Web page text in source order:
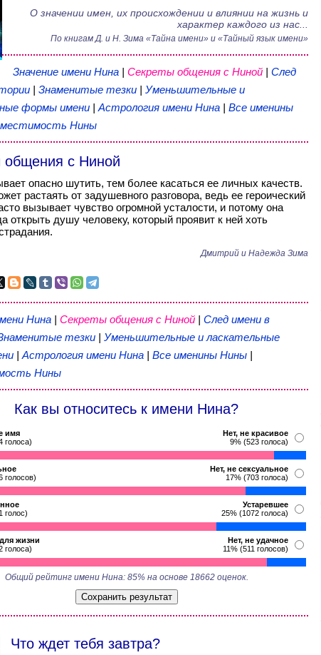
О значении имен, их происхождении и влиянии на жизнь и
характер каждого из нас...
По книгамД. и Н. Зима«Тайна имени» и «Тайный язык имени»
Значение имени Нина| Секреты общения с Ниной | След
| Знаменитые тезки| Уменьшительные и
формы имени| Астрология имени Нина| Все именины
Нины
общения с Ниной
опасно шутить, тем более касаться ее личных качеств.
растаять от задушевного разговора, ведь ее героический
вызывает чувство огромной усталости, и потому она
открыть душу человеку, который проявит к ней хоть
Дмитрий и Надежда Зима
Нина| Секреты общения с Ниной | След имени в
тезки| Уменьшительные и ласкательные
| Астрология имени Нина| Все именины Нины |
Нины
Как вы относитесь к имени Нина?
имя
голоса)
Нет, не красивое
9% (523 голоса)
голосов)
Нет, не сексуальное
17% (703 голоса)
голос)
Устаревшее
25% (1072 голоса)
жизни
голоса)
Нет, не удачное
11% (511 голосов)
Общий рейтинг имени Нина: 85% на основе 18662 оценок.
Что ждет тебя завтра?